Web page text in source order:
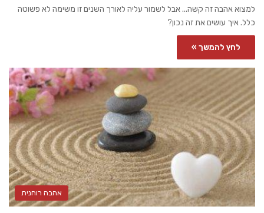
למצוא אהבה זה קשה... אבל לשמור עליה לאורך השנים זו משימה לא פשוטה
כלל. איך עושים את זה נכון?
לחץ להמשך »
אהבה רוחנית